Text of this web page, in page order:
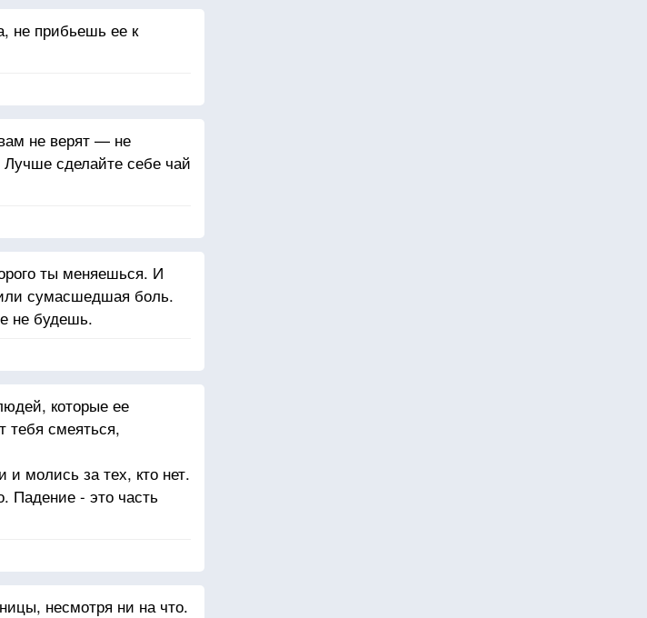
не прибьешь ее к
не верят — не
сделайте себе чай
ты меняешься. И
сумасшедшая боль.
не будешь.
которые ее
тебя смеяться,
молись за тех, кто нет.
Падение - это часть
несмотря ни на что.